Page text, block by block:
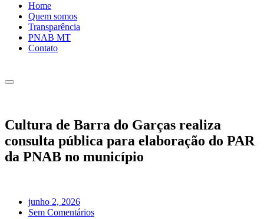
Home
Quem somos
Transparência
PNAB MT
Contato
Cultura de Barra do Garças realiza
consulta pública para elaboração do PAR
da PNAB no município
junho 2, 2026
Sem Comentários